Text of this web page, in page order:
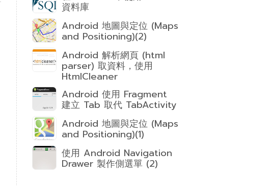
資料庫
Android 地圖與定位 (Maps
and Positioning)(2)
Android 解析網頁 (html
parser) 取資料，使用
HtmlCleaner
Android 使用 Fragment
建立 Tab 取代 TabActivity
Android 地圖與定位 (Maps
and Positioning)(1)
使用 Android Navigation
Drawer 製作側選單 (2)